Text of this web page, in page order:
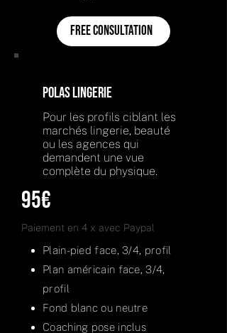
Free consultation
Polas Lingerie
Pour les profils ciblant les
marchés lingerie, beauté
ou les agences qui
demandent une vue
complète du physique.
95€
Paiement en 4 x avec Paypal
Plain-pied face, 3/4, profil
Plan américain face, 3/4,
profil
Fond blanc ou neutre
Coaching pose inclus